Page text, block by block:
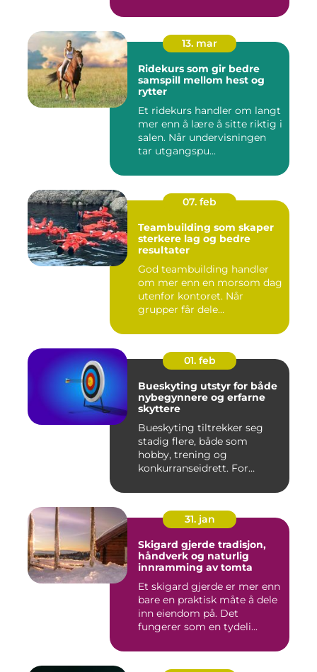
13. mar
Ridekurs som gir bedre
samspill mellom hest og
rytter
Et ridekurs handler om langt
mer enn å lære å sitte riktig i
salen. Når undervisningen
tar utgangspu...
07. feb
Teambuilding som skaper
sterkere lag og bedre
resultater
God teambuilding handler
om mer enn en morsom dag
utenfor kontoret. Når
grupper får dele
01. feb
Bueskyting utstyr for både
nybegynnere og erfarne
skyttere
Bueskyting tiltrekker seg
stadig flere, både som
hobby, trening og
konkurranseidrett. For
31. jan
Skigard gjerde tradisjon,
håndverk og naturlig
innramming av tomta
Et skigard gjerde er mer enn
bare en praktisk måte å dele
inn eiendom på. Det
fungerer som en tydeli...